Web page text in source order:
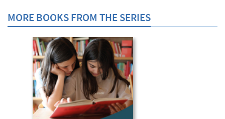
MORE BOOKS FROM THE SERIES